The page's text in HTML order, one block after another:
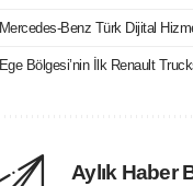
Mercedes-Benz Türk Dijital
Ege Bölgesi’nin İlk Renault
Aylık Haber